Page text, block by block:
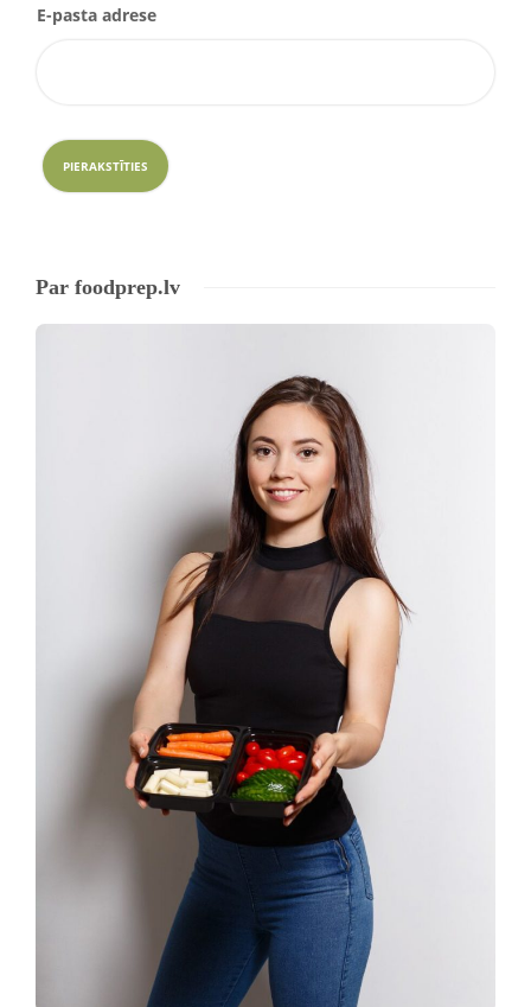
E-pasta adrese
Par foodprep.lv